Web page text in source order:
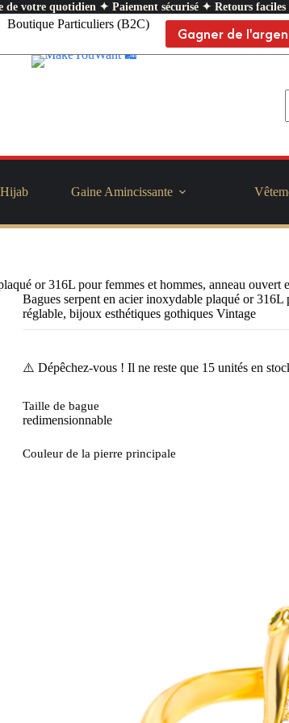
de votre quotidien ✦ Paiement sécurisé ✦ Retours faciles
Boutique Particuliers (B2C) Gagner de
Hijab Gaine Amincissante
or 316L pour femmes et hommes, anneau
Bagues serpent en acier inoxydable plaqué or
réglable, bijoux esthétiques gothiques Vintage
⚠️ Dépêchez-vous ! Il ne reste que 15 unités en
Taille de bague
redimensionnable
Couleur de la pierre principale